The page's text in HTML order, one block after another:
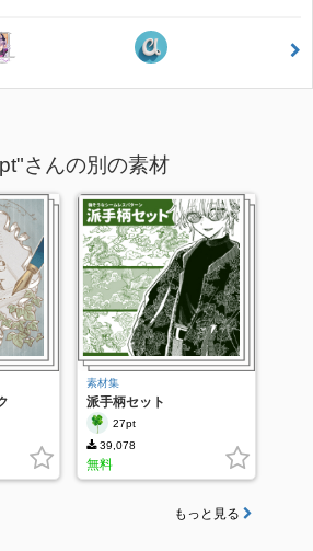
さんの別の素材
素材集
派手柄セット
27pt
39,078
無料
もっと見る